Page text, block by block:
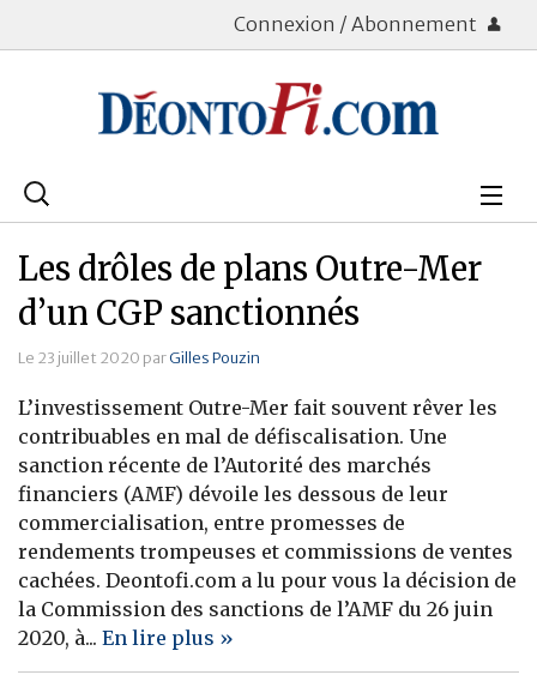
Connexion / Abonnement
Rechercher
Déontologie
Bourse
Placements
Assurance Vie
Patrimoine
Immobilier
Banque
Les drôles de plans Outre-Mer
d’un CGP sanctionnés
Le 23 juillet 2020 parGilles Pouzin
L’investissement Outre-Mer fait souvent rêver les
contribuables en mal de défiscalisation. Une
sanction récente de l’Autorité des marchés
financiers (AMF) dévoile les dessous de leur
commercialisation, entre promesses de
rendements trompeuses et commissions de ventes
cachées. Deontofi.com a lu pour vous la décision de
la Commission des sanctions de l’AMF du 26 juin
2020, à... En lire plus »